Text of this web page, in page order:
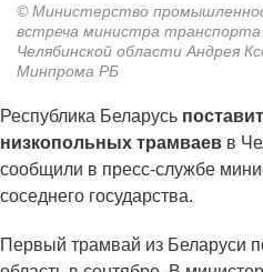
© Министерство
встреча министра транспорта
Челябинской области Андрея
Минпрома РБ
Республика Беларусь
низкопольных трамваев в
сообщили в пресс-службе
соседнего государства.
Первый трамвай из Беларуси